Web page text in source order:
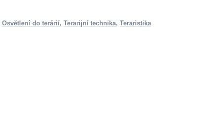
Osvětlení do terárií, Terarijní technika, Teraristika